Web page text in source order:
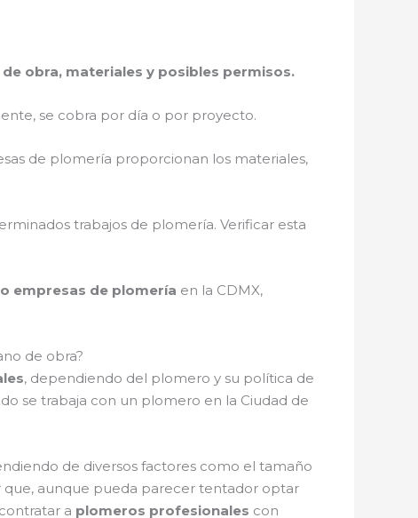
obra, materiales y posibles permisos.
se cobra por día o por proyecto.
de plomería proporcionan los materiales,
trabajos de plomería. Verificar esta
empresas de plomería en la CDMX,
de obra?
, dependiendo del plomero y su política de
se trabaja con un plomero en la Ciudad de
de diversos factores como el tamaño
que, aunque pueda parecer tentador optar
a plomeros profesionales con